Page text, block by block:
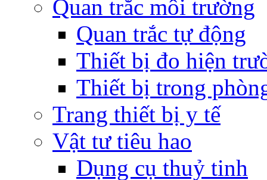
Quan trắc môi trường
Quan trắc tự động
Thiết bị đo hiện
Thiết bị trong
Trang thiết bị y tế
Vật tư tiêu hao
Dụng cụ thuỷ tinh